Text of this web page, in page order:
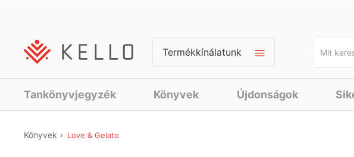
Termékkínálatunk
Tankönyvjegyzék Könyvek Újdonságok
Könyvek Love & Gelato